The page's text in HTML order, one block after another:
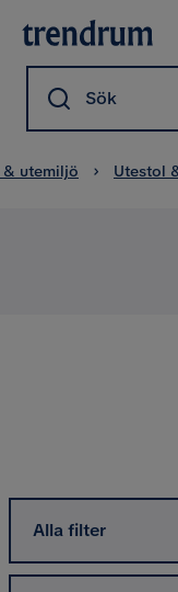
Sök
utemiljö Utestol
Alla filter